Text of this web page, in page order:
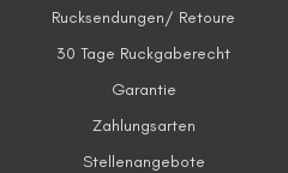
Rucksendungen/ Retoure
30 Tage Ruckgaberecht
Garantie
Zahlungsarten
Stellenangebote